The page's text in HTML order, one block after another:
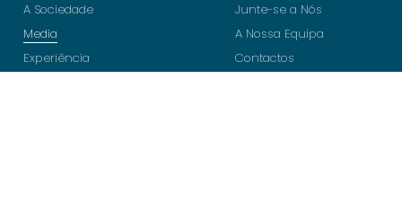
A Sociedade
Media
Experiência
Junte-se a Nós
A Nossa Equipa
Contactos